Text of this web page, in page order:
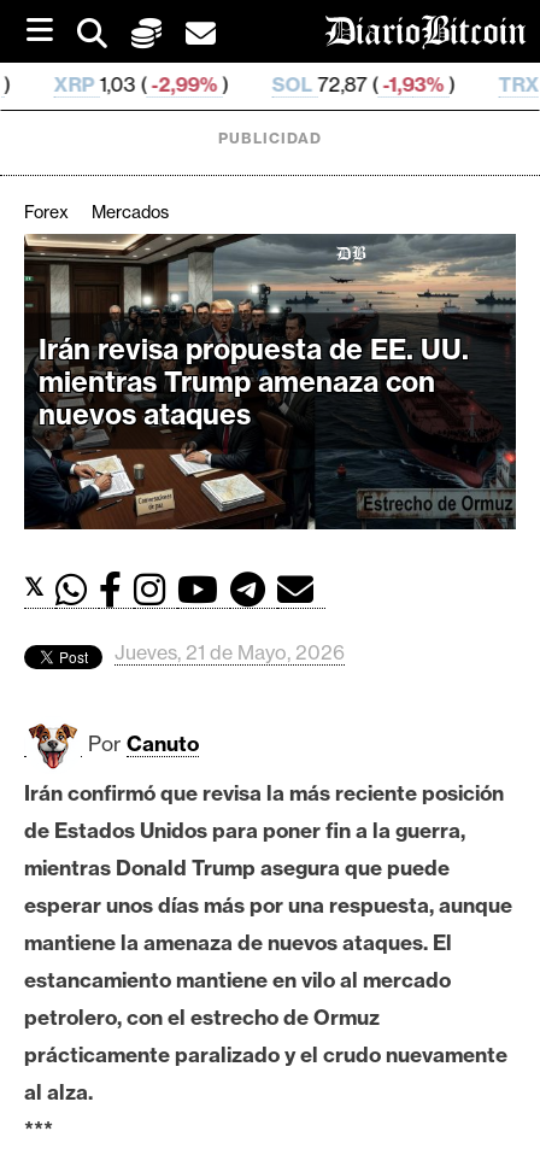
i
p
t
o
) SOL72,87 (-1,93%) TRX0,326 861 ( -
C
p
t
o
M
e
r
d
s
B
t
c
o
i
E
e
PUBLICIDAD
Forex Mercados
Irán revisa propuesta de EE. UU.
mientras Trump amenaza con
nuevos ataques
𝕏
Jueves, 21 de Mayo, 2026
Por Canuto
Irán confirmó que revisa la más reciente posición
de Estados Unidos para poner fin a la guerra,
mientras Donald Trump asegura que puede
esperar unos días más por una respuesta, aunque
mantiene la amenaza de nuevos ataques. El
estancamiento mantiene en vilo al mercado
petrolero, con el estrecho de Ormuz
prácticamente paralizado y el crudo nuevamente
al alza.
***